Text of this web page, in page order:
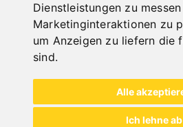
Dienstleistungen zu
Marketinginteraktionen zu
um Anzeigen zu liefern die
sind.
Alle
Ich lehne ab